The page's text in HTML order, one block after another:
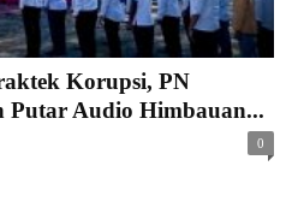
Korupsi, PN
Audio Himbauan...
0